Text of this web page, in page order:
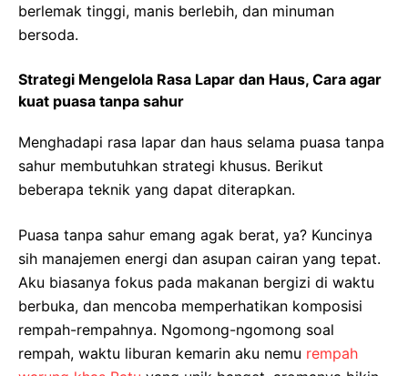
berlemak tinggi, manis berlebih, dan minuman
bersoda.
Strategi Mengelola Rasa Lapar dan Haus, Cara agar
kuat puasa tanpa sahur
Menghadapi rasa lapar dan haus selama puasa tanpa
sahur membutuhkan strategi khusus. Berikut
beberapa teknik yang dapat diterapkan.
Puasa tanpa sahur emang agak berat, ya? Kuncinya
sih manajemen energi dan asupan cairan yang tepat.
Aku biasanya fokus pada makanan bergizi di waktu
berbuka, dan mencoba memperhatikan komposisi
rempah-rempahnya. Ngomong-ngomong soal
rempah, waktu liburan kemarin aku nemu rempah